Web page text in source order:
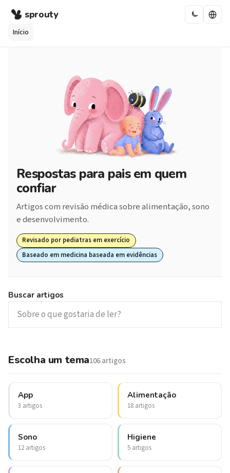
sprouty
Início
Respostas para pais em quem
confiar
Artigos com revisão médica sobre alimentação, sono
e desenvolvimento.
Revisado por pediatras em exercício
Baseado em medicina baseada em evidências
Buscar artigos
Escolha um tema106 artigos
App
3 artigos
Alimentação
18 artigos
Sono
12 artigos
Higiene
5 artigos